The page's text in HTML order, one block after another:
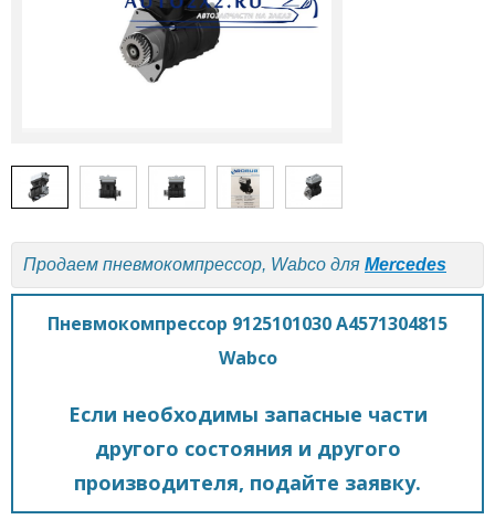
Продаем пневмокомпрессор, Wabco для Mercedes
Пневмокомпрессор 9125101030 A4571304815
Wabco
Если необходимы запасные части
другого состояния и другого
производителя, подайте заявку.